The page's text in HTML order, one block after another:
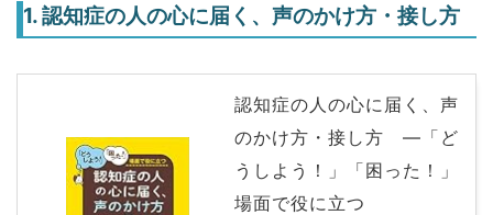
1. 認知症の人の心に届く、声のかけ方・接し方
認知症の人の心に届く、声
のかけ方・接し方 ―「ど
うしよう！」「困った！」
場面で役に立つ